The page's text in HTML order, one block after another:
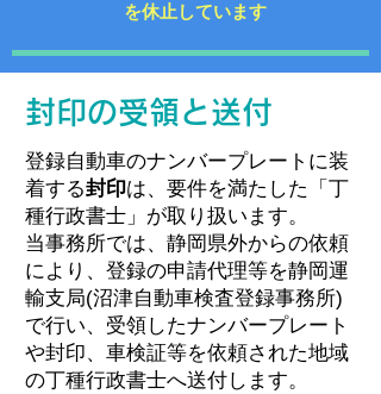
を休止しています
​封印の受領と送付
登録自動車のナンバープレートに装
着する封印は、 要件を満たした「丁
種行政書士」が取り扱います。
当事務所では、静岡県外からの依頼
により、登録の申請代理等を静岡運
輸支局(沼津自動車検査登録事務所)
で行い、受領したナンバープレート
や封印、車検証等を依頼された地域
の丁種行政書士へ送付します。